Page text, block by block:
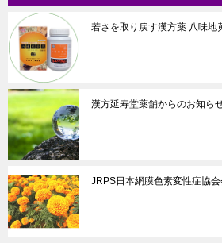
若さを取り戻す漢方薬 八味地
漢方延寿堂薬舗からのお知ら
JRPS日本網膜色素変性症協